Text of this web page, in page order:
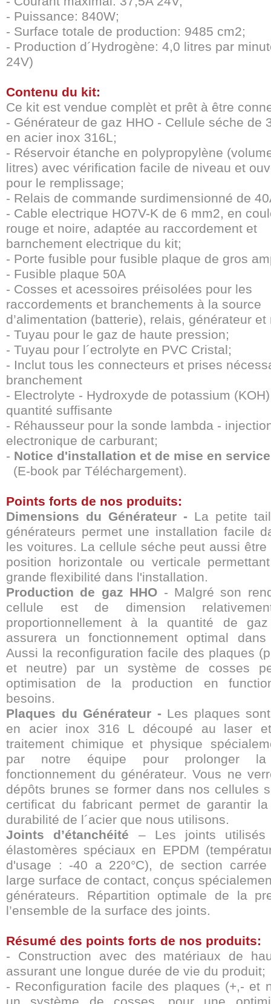
- Puissance: 840W;
- Surface totale de production: 9485 cm2;
- Production d´Hydrogène: 4,0 litres par
24V)
Contenu du kit:
Ce kit est vendue complèt et prêt à être
- Générateur de gaz HHO - Cellule séche de
en acier inox 316L;
- Réservoir étanche en polypropylène
litres) avec vérification facile de niveau et
pour le remplissage;
- Relais de commande surdimensionné de
- Cable electrique HO7V-K de 6 mm2, en
rouge et noire, adaptée au raccordement et
barnchement electrique du kit;
- Porte fusible pour fusible plaque de gros
- Fusible plaque 50A
- Cosses et acessoires préisolées pour les
raccordements et branchements à la source
d’alimentation (batterie), relais, générateur et
- Tuyau pour le gaz de haute pression;
- Tuyau pour l´ectrolyte en PVC Cristal;
- Inclut tous les connecteurs et prises
branchement
- Electrolyte - Hydroxyde de potassium
quantité suffisante
- Réhausseur pour la sonde lambda -
electronique de carburant;
- Notice d'installation et de mise en
(E-book par Téléchargement).
Points forts de nos produits:
Dimensions du Générateur - La petite
générateurs permet une installation facile
les voitures. La cellule séche peut aussi être
position horizontale ou verticale
grande flexibilité dans l'installation.
Production de gaz HHO - Malgré son
cellule est de dimension
proportionnellement à la quantité de
assurera un fonctionnement optimal
Aussi la reconfiguration facile des plaques
et neutre) par un système de cosses
optimisation de la production en
besoins.
Plaques du Générateur - Les plaques
en acier inox 316 L découpé au laser
traitement chimique et physique
par notre équipe pour prolonger
fonctionnement du générateur. Vous ne
dépôts brunes se former dans nos cellules
certificat du fabricant permet de garantir
durabilité de l´acier que nous utilisons.
Joints d’étanchéité – Les joints utilisés
élastomères spéciaux en EPDM
d'usage : -40 a 220°C), de section
large surface de contact, conçus
générateurs. Répartition optimale de la
l’ensemble de la surface des joints.
Résumé des points forts de nos produits:
- Construction avec des matériaux de
assurant une longue durée de vie du produit;
- Reconfiguration facile des plaques (+,- et